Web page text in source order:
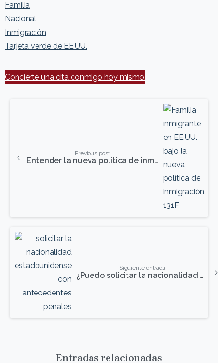
Familia
Nacional
Inmigración
Tarjeta verde de EE.UU.
Concierte una cita conmigo hoy mismo.
Previous post
Entender la nueva política de inmigración: Guía completa del formulario I-131F
Siguiente entrada
¿Puedo solicitar la nacionalidad estadounidense si tengo antecedentes penales?
Entradas relacionadas